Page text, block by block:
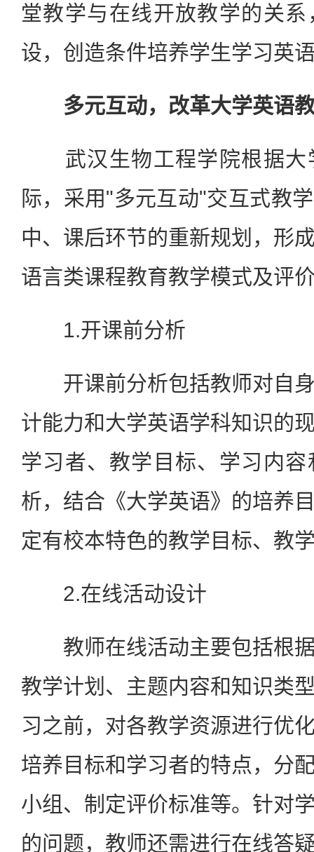
堂教学与在线开放教学的关
设，创造条件培养学生学习英
多元互动，改革大学英语
武汉生物工程学院根据大
际，采用"多元互动"交互式教
中、课后环节的重新规划，形
语言类课程教育教学模式及评
1.开课前分析
开课前分析包括教师对自身
计能力和大学英语学科知识的
学习者、教学目标、学习内
析，结合《大学英语》的培养
定有校本特色的教学目标、教
2.在线活动设计
教师在线活动主要包括根据
教学计划、主题内容和知识类
习之前，对各教学资源进行优
培养目标和学习者的特点，分
小组、制定评价标准等。针对
的问题，教师还需进行在线答